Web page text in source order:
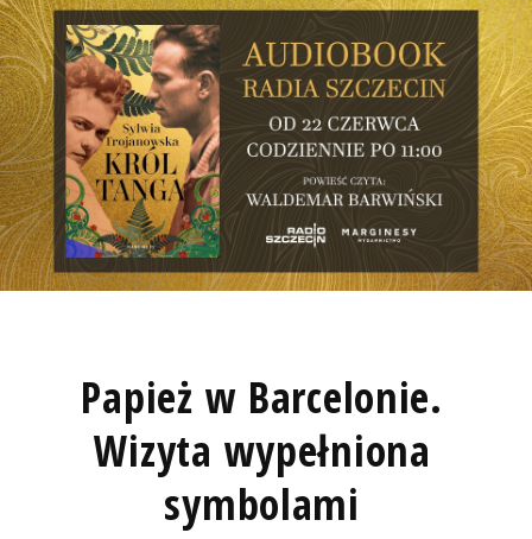
Papież w Barcelonie.
Wizyta wypełniona
symbolami